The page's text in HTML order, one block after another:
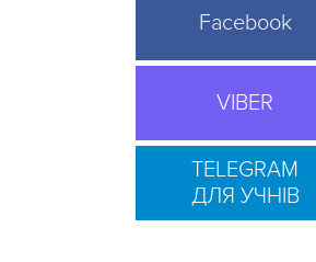
Facebook
VIBER
TELEGRAM
ДЛЯ УЧНІВ